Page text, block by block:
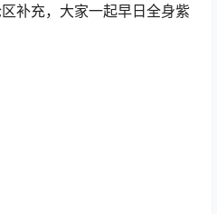
刷地狱狂潮蠕虫，开宝箱，